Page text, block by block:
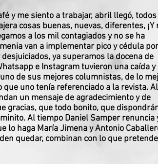
y me siento a trabajar, abril llegó, todos
cosas buenas, nuevas, diferentes, ¡Y
a los mil contagiados y no se ha
van a implementar pico y cédula
ya superamos la docena de
e Instagram tuvieron una caída y
de sus mejores columnistas, de lo
que uno tenía referenciado a la revista. Al
un mensaje de agradecimiento y de
gracias, que todo bonito, que
Al tiempo Daniel Samper renuncia
lo haga María Jimena y Antonio
quedar, combinan con lo que